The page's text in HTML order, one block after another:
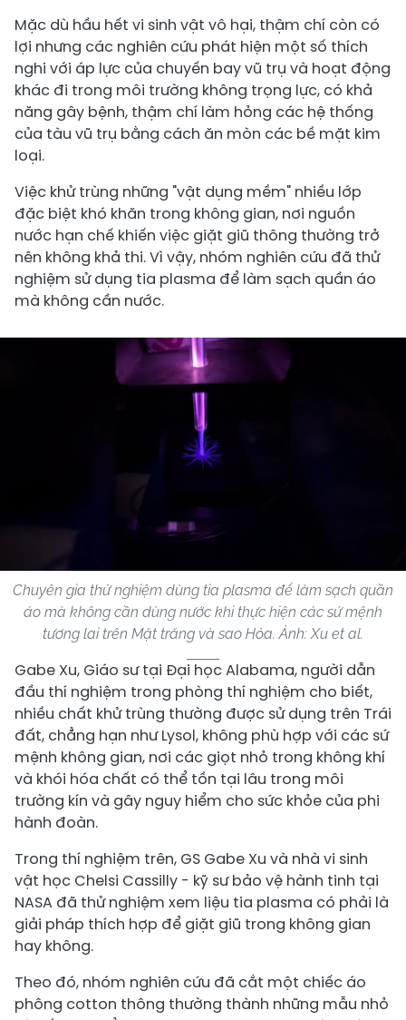
Mặc dù hầu hết vi sinh vật vô hại, thậm chí còn có
lợi nhưng các nghiên cứu phát hiện một số thích
nghi với áp lực của chuyến bay vũ trụ và hoạt động
khác đi trong môi trường không trọng lực, có khả
năng gây bệnh, thậm chí làm hỏng các hệ thống
của tàu vũ trụ bằng cách ăn mòn các bề mặt kim
loại.
Việc khử trùng những "vật dụng mềm" nhiều lớp
đặc biệt khó khăn trong không gian, nơi nguồn
nước hạn chế khiến việc giặt giũ thông thường trở
nên không khả thi. Vì vậy, nhóm nghiên cứu đã thử
nghiệm sử dụng tia plasma để làm sạch quần áo
mà không cần nước.
Chuyên gia thử nghiệm dùng tia plasma để làm sạch quần
áo mà không cần dùng nước khi thực hiện các sứ mệnh
tương lai trên Mặt trăng và sao Hỏa. Ảnh: Xu et al.
Gabe Xu, Giáo sư tại Đại học Alabama, người dẫn
đầu thí nghiệm trong phòng thí nghiệm cho biết,
nhiều chất khử trùng thường được sử dụng trên Trái
đất, chẳng hạn như Lysol, không phù hợp với các sứ
mệnh không gian, nơi các giọt nhỏ trong không khí
và khói hóa chất có thể tồn tại lâu trong môi
trường kín và gây nguy hiểm cho sức khỏe của phi
hành đoàn.
Trong thí nghiệm trên, GS Gabe Xu và nhà vi sinh
vật học Chelsi Cassilly - kỹ sư bảo vệ hành tinh tại
NASA đã thử nghiệm xem liệu tia plasma có phải là
giải pháp thích hợp để giặt giũ trong không gian
hay không.
Theo đó, nhóm nghiên cứu đã cắt một chiếc áo
phông cotton thông thường thành những mẫu nhỏ